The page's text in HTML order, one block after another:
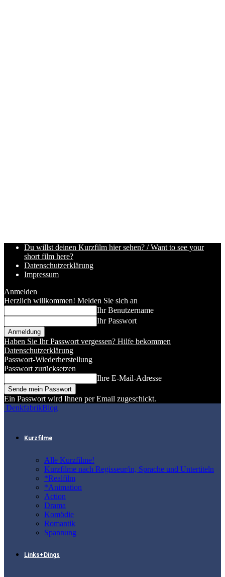
Du willst deinen Kurzfilm hier sehen? / Want to see your
short film here?
Datenschutzerklärung
Impressum
Anmelden
Herzlich willkommen! Melden Sie sich an
Ihr Benutzername
Ihr Passwort
Haben Sie Ihr Passwort vergessen? Hilfe bekommen
Datenschutzerklärung
Passwort-Wiederherstellung
Passwort zurücksetzen
Ihre E-Mail-Adresse
Ein Passwort wird Ihnen per Email zugeschickt.
DenkfabrikBlog
Kurzfilme
Alle Kurzfilme!
Kurzfilme nach Regisseur/in, Sprache und Untertiteln
*Realfilm
*Animation
Action
Drama
Komödie
Romantik
Spannung
Links+Dings